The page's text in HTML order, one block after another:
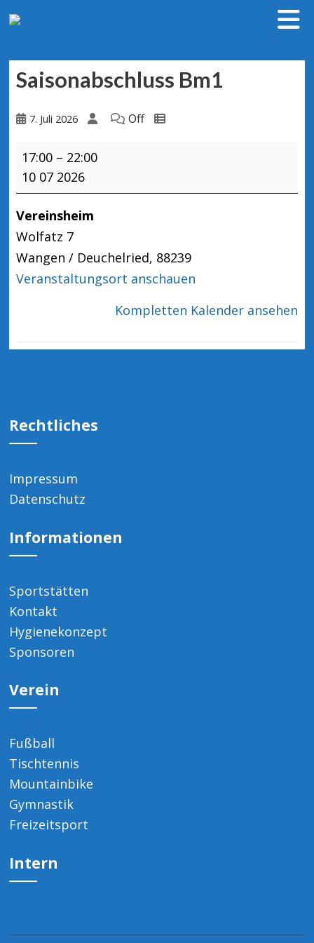
Saisonabschluss Bm1
7. Juli 2026 Off
Saisonabschluss
Bm1
17:00 – 22:00
10 07 2026
Vereinsheim
Wolfatz 7
Wangen / Deuchelried, 88239
Veranstaltungsort anschauen
Kompletten Kalender ansehen
Rechtliches
Impressum
Datenschutz
Informationen
Sportstätten
Kontakt
Hygienekonzept
Sponsoren
Verein
Fußball
Tischtennis
Mountainbike
Gymnastik
Freizeitsport
Intern